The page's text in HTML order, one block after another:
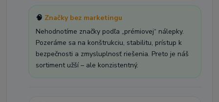
🧠 Značky bez marketingu
Nehodnotíme značky podľa „prémiovej“ nálepky.
Pozeráme sa na konštrukciu, stabilitu, prístup k
bezpečnosti a zmysluplnosť riešenia. Preto je náš
sortiment užší – ale konzistentný.